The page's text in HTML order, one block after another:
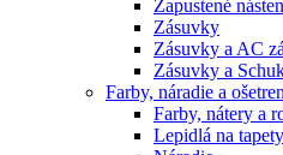
Zapustené
Zásuvky
Zásuvky a AC
Zásuvky a
Farby, náradie a
Farby, nátery a
Lepidlá na tapety